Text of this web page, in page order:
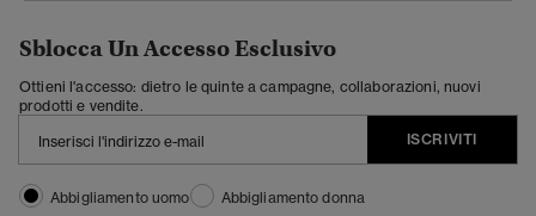
Sblocca Un Accesso Esclusivo
Ottieni l'accesso: dietro le quinte a campagne, collaborazioni, nuovi
prodotti e vendite.
ISCRIVITI
Abbigliamento uomo
Abbigliamento donna